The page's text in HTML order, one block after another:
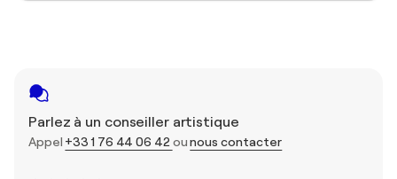
Parlez à un conseiller artistique
Appel +33 1 76 44 06 42 ounous contacter